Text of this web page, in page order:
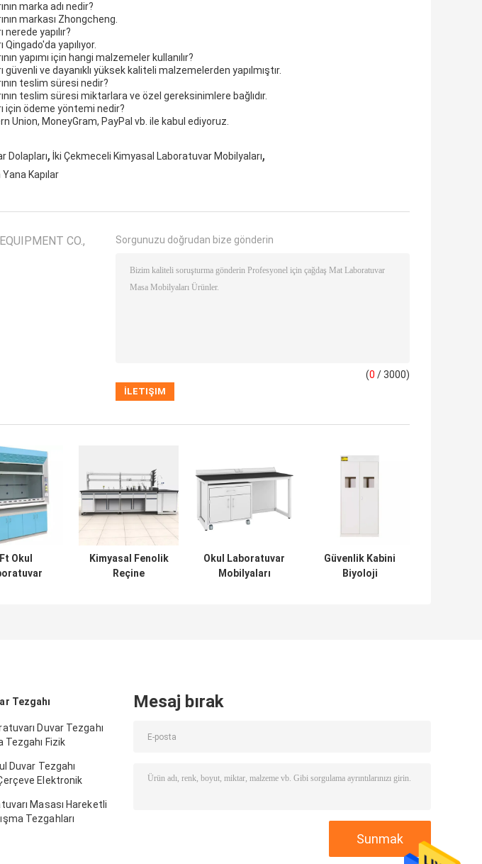
marka adı nedir?
markası Zhongcheng.
yapılır?
yapılıyor.
yapımı için hangi malzemeler kullanılır?
ve dayanıklı yüksek kaliteli malzemelerden yapılmıştır.
teslim süresi nedir?
teslim süresi miktarlara ve özel gereksinimlere bağlıdır.
için ödeme yöntemi nedir?
Union, MoneyGram, PayPal vb. ile kabul ediyoruz.
Dolapları, İki Çekmeceli Kimyasal Laboratuvar Mobilyaları,
Kapılar
CO.,
Sorgunuzu doğrudan bize gönderin
(0 / 3000)
Okul
Kimyasal Fenolik
Reçine
Okul Laboratuvar
Mobilyaları
Güvenlik Kabini
Biyoloji
Tezgahı
Duvar Tezgahı
Tezgahı Fizik
Duvar Tezgahı
Elektronik
Masası Hareketli
Tezgahları
Mesaj bırak